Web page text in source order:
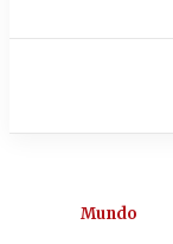
Mundo